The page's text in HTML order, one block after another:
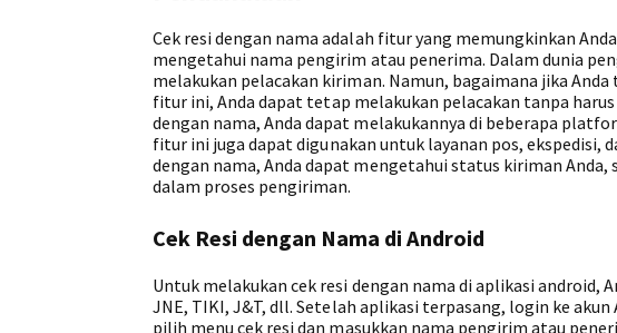
Cek resi dengan nama adalah fitur yang memungkinkan
mengetahui nama pengirim atau penerima. Dalam dunia
melakukan pelacakan kiriman. Namun, bagaimana jika
fitur ini, Anda dapat tetap melakukan pelacakan tanpa
dengan nama, Anda dapat melakukannya di beberapa
fitur ini juga dapat digunakan untuk layanan pos, ekspedisi,
dengan nama, Anda dapat mengetahui status kiriman
dalam proses pengiriman.
Cek Resi dengan Nama di Android
Untuk melakukan cek resi dengan nama di aplikasi
JNE, TIKI, J&T, dll. Setelah aplikasi terpasang, login ke
pilih menu cek resi dan masukkan nama pengirim atau